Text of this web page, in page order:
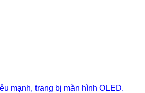
mạnh, trang bị màn hình OLED.